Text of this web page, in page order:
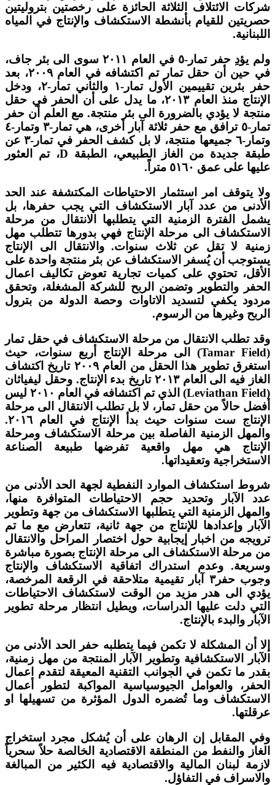
شركات الائتلاف الثلاثة الحائزة على رخصتين بتروليتين
حصريتين للقيام بأنشطة الاستكشاف والإنتاج في المياه
اللبنانية.
ولم يؤدِ حفر تمار-٥ في العام ٢٠١١ سوى الى بئر جاف،
في حين أن حقل تمار تم اكتشافه في العام ٢٠٠٩، بعد
حفر بئرين تقييمين الأول تمار-١ والثاني تمار-٢، ودخل
الإنتاج منذ العام ٢٠١٣، ما يدل على أن الحفر في حقل
منتجة لا يؤدي بالضرورة الى بئر منتجة. مع العلم أن حفر
تمار-٥ ترافق مع حفر ثلاثة آبار أخرى، هي تمار-٣ وتمار-٤
وتمار-٦ جميعها منتجة، لا بل كشف الحفر في تمار-٣ عن
طبقة جديدة من الغاز الطبيعي، الطبقة D، تم العثور
عليها على عمق ٥١٦٠ متراً.
ولا يتوقف امر استثمار الاحتياطات المكتشفة عند الحد
الأدنى من عدد آبار الاستكشاف التي يجب حفرها، بل
يشمل الفترة الزمنية التي يتطلبها الانتقال من مرحلة
الاستكشاف الى مرحلة الإنتاج فهي بدورها تتطلب مهل
زمنية لا تقل عن ثلاث سنوات. والانتقال الى الإنتاج
يستوجب أن يُسفر الاستكشاف عن بئر منتجة واحدة على
الأقل، تحتوي على كميات تجارية تعوض تكاليف اعمال
الحفر والتطوير وتضمن الربح للشركة المشغلة، وتحقق
مردود يكفي لتسديد الاتاوات وحصة الدولة من بترول
الربح وغيرها من الرسوم.
وقد تطلب الانتقال من مرحلة الاستكشاف في حقل تمار
(Tamar Field) الى مرحلة الإنتاج أربع سنوات، حيث
استغرق تطوير هذا الحقل من العام ٢٠٠٩ تاريخ اكتشاف
الغاز فيه الى العام ٢٠١٣ تاريخ بدء الإنتاج. وحقل ليفياثان
(Leviathan Field) الذي تم اكتشافه في العام ٢٠١٠ ليس
أفضل حالاً من حقل تمار، لا بل تطلب الانتقال الى مرحلة
الإنتاج ست سنوات حيث بدأ الإنتاج في العام ٢٠١٦.
والمهل الزمنية الفاصلة بين مرحلة الاستكشاف ومرحلة
الإنتاج هي مهل واقعية تفرضها طبيعة الصناعة
الاستخراجية وتعقيداتها.
شروط استكشاف الموارد النفطية لجهة الحد الأدنى من
عدد الآبار وتحديد حجم الاحتياطات المتوافرة منها،
والمهل الزمنية التي يتطلبها الاستكشاف من جهة وتطوير
الآبار وإعدادها للإنتاج من جهة ثانية، تتعارض مع ما تم
ترويجه من اخبار إيجابية حول اختصار المراحل والانتقال
من مرحلة الاستكشاف الى مرحلة الإنتاج بصورة مباشرة
وسريعة. وعدم استدراك اتفاقية الاستكشاف والإنتاج
وجوب حفر٣ آبار تقيمية متلاحقة في الرقعة المرخصة،
يؤدي الى هدر مزيد من الوقت لاستكشاف الاحتياطات
التي دلت عليها الدراسات، ويطيل انتظار مرحلة تطوير
الآبار والبدء بالإنتاج.
إلا أن المشكلة لا تكمن فيما يتطلبه حفر الحد الأدنى من
الآبار الاستكشافية وتطوير الآبار المنتجة من مهل زمنية،
بقدر ما تكمن في الجوانب التقنية المعيقة لتقدم اعمال
الحفر، والعوامل الجيوسياسية المواكبة لتطور أعمال
الاستكشاف وما تُضمره الدول المؤثرة من تسهيلها او
عرقلتها.
وفي المقابل إن الرهان على أن يُشكل مجرد استخراج
الغاز والنفط من المنطقة الاقتصادية الخالصة حلاً سحرياً
لازمة لبنان المالية والاقتصادية فيه الكثير من المبالغة
والاسراف في التفاؤل.